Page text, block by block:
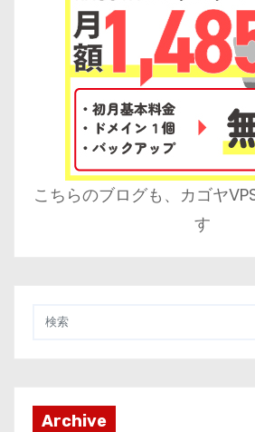
こちらのブログも、カゴヤ
す
Archive